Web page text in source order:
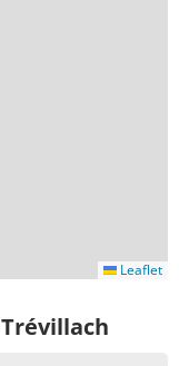
Leaflet